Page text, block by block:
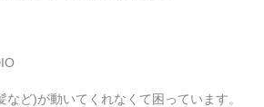
ど)が動いてくれなくて困っています。